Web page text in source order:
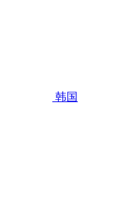
韩国